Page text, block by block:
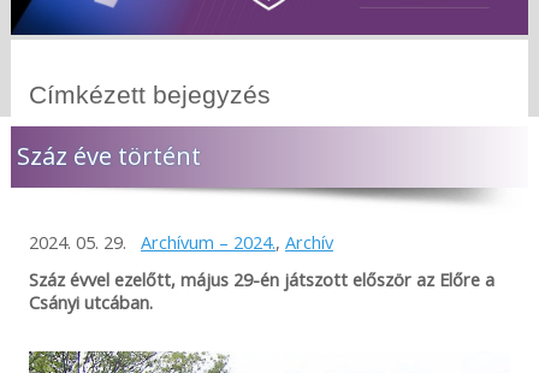
Címkézett bejegyzés
Száz éve történt
2024. 05. 29. Archívum – 2024., Archív
Száz évvel ezelőtt, május 29-én játszott először az Előre a
Csányi utcában.